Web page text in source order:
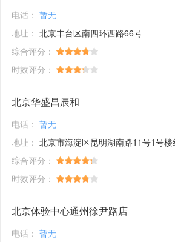
电话： 暂无
地址： 北京丰台区南四环西路66号
综合评分：
时效评分：
北京华盛昌辰和
电话： 暂无
地址： 北京市海淀区昆明湖南路11号1号楼
综合评分：
时效评分：
北京体验中心通州徐尹路店
电话： 暂无